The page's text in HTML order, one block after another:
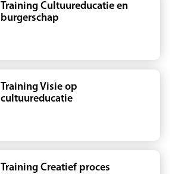
Training Cultuureducatie en
burgerschap
Training Visie op
cultuureducatie
Training Creatief proces